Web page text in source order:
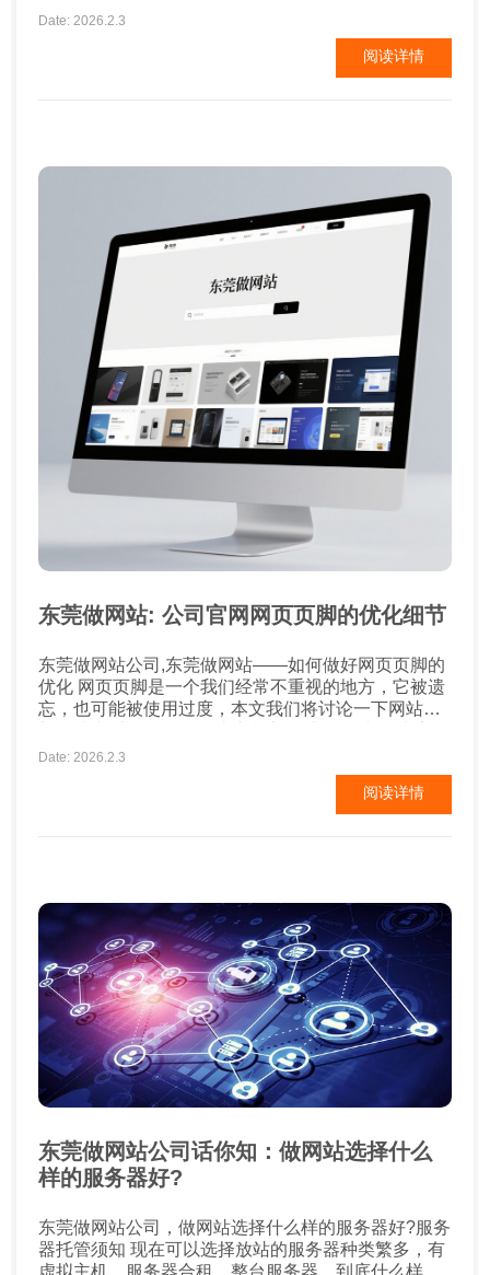
制作、设计之后，申请域名、购买空间，发布到指定
的ip上去。做网站和做宣传册的步骤、流程差不多。
下面关于做网站的步骤，我从零开始做网站为您一一
的门牌号码、办公地址。如...
Date: 2026.2.3
阅读详情
东莞做网站: 公司官网网页页脚的优化细节
东莞做网站公司,东莞做网站——如何做好网页页脚的
优化 网页页脚是一个我们经常不重视的地方，它被遗
忘，也可能被使用过度，本文我们将讨论一下网站底
过很多这样的网站：底部有50，100，甚至更多的链
接。搜索引擎抓取你的网站时，它会尝试区别网站的
不同区域并区别它们的权重。所以你在网站底部放那
么一大堆链接，不会对你有什么帮助。我的建议是：
让你...
Date: 2026.2.3
阅读详情
东莞做网站公司话你知：做网站选择什么
样的服务器好?
东莞做网站公司，做网站选择什么样的服务器好?服务
器托管须知 现在可以选择放站的服务器种类繁多，有
虚拟主机，服务器合租，整台服务器。到底什么样的